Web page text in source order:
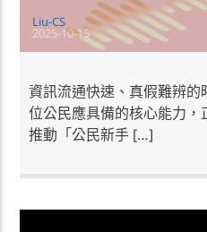
Liu-CS
2025-10-15
資訊流通快速、真假難辨
位公民應具備的核心能力
推動「公民新手 […]